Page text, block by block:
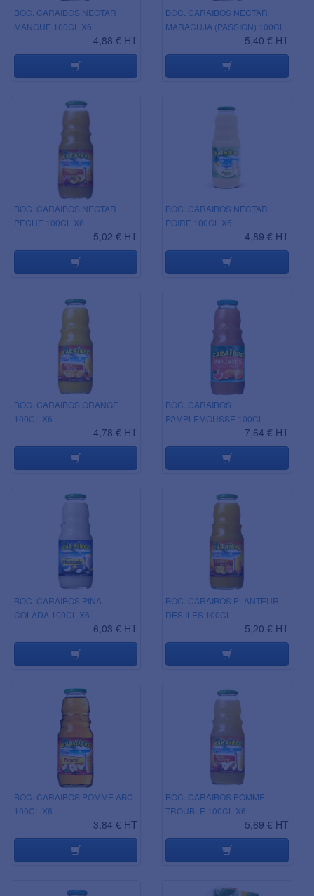
BOC. CARAIBOS NECTAR
MANGUE 100CL X6
4,88 € HT
BOC. CARAIBOS NECTAR
MARACUJA (PASSION) 100CL
5,40 € HT
BOC. CARAIBOS NECTAR
PECHE 100CL X6
5,02 € HT
BOC. CARAIBOS NECTAR
POIRE 100CL X6
4,89 € HT
BOC. CARAIBOS ORANGE
100CL X6
4,78 € HT
BOC. CARAIBOS
PAMPLEMOUSSE 100CL
7,64 € HT
BOC. CARAIBOS PINA
COLADA 100CL X6
6,03 € HT
BOC. CARAIBOS PLANTEUR
DES ILES 100CL
5,20 € HT
BOC. CARAIBOS POMME ABC
100CL X6
3,84 € HT
BOC. CARAIBOS POMME
TROUBLE 100CL X6
5,69 € HT